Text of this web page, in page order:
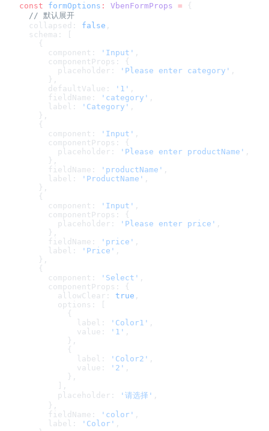
const formOptions : VbenFormProps = {
  // 默认展开
  collapsed:
false ,
  schema: [
    {
      component:
'Input' ,
      componentProps: {
        placeholder:
'Please enter category' ,
      },
      defaultValue:
'1' ,
      fieldName:
'category' ,
      label:
'Category' ,
    },
    {
      component:
'Input' ,
      componentProps: {
        placeholder:
'Please enter productName' ,
      },
      fieldName:
'productName' ,
      label:
'ProductName' ,
    },
    {
      component:
'Input' ,
      componentProps: {
        placeholder:
'Please enter price' ,
      },
      fieldName:
'price' ,
      label:
'Price' ,
    },
    {
      component:
'Select' ,
      componentProps: {
        allowClear:
true ,
        options: [
          {
            label:
'Color1' ,
            value:
'1' ,
          },
          {
            label:
'Color2' ,
            value:
'2' ,
          },
        ],
        placeholder:
'请选择' ,
      },
      fieldName:
'color' ,
      label:
'Color' ,